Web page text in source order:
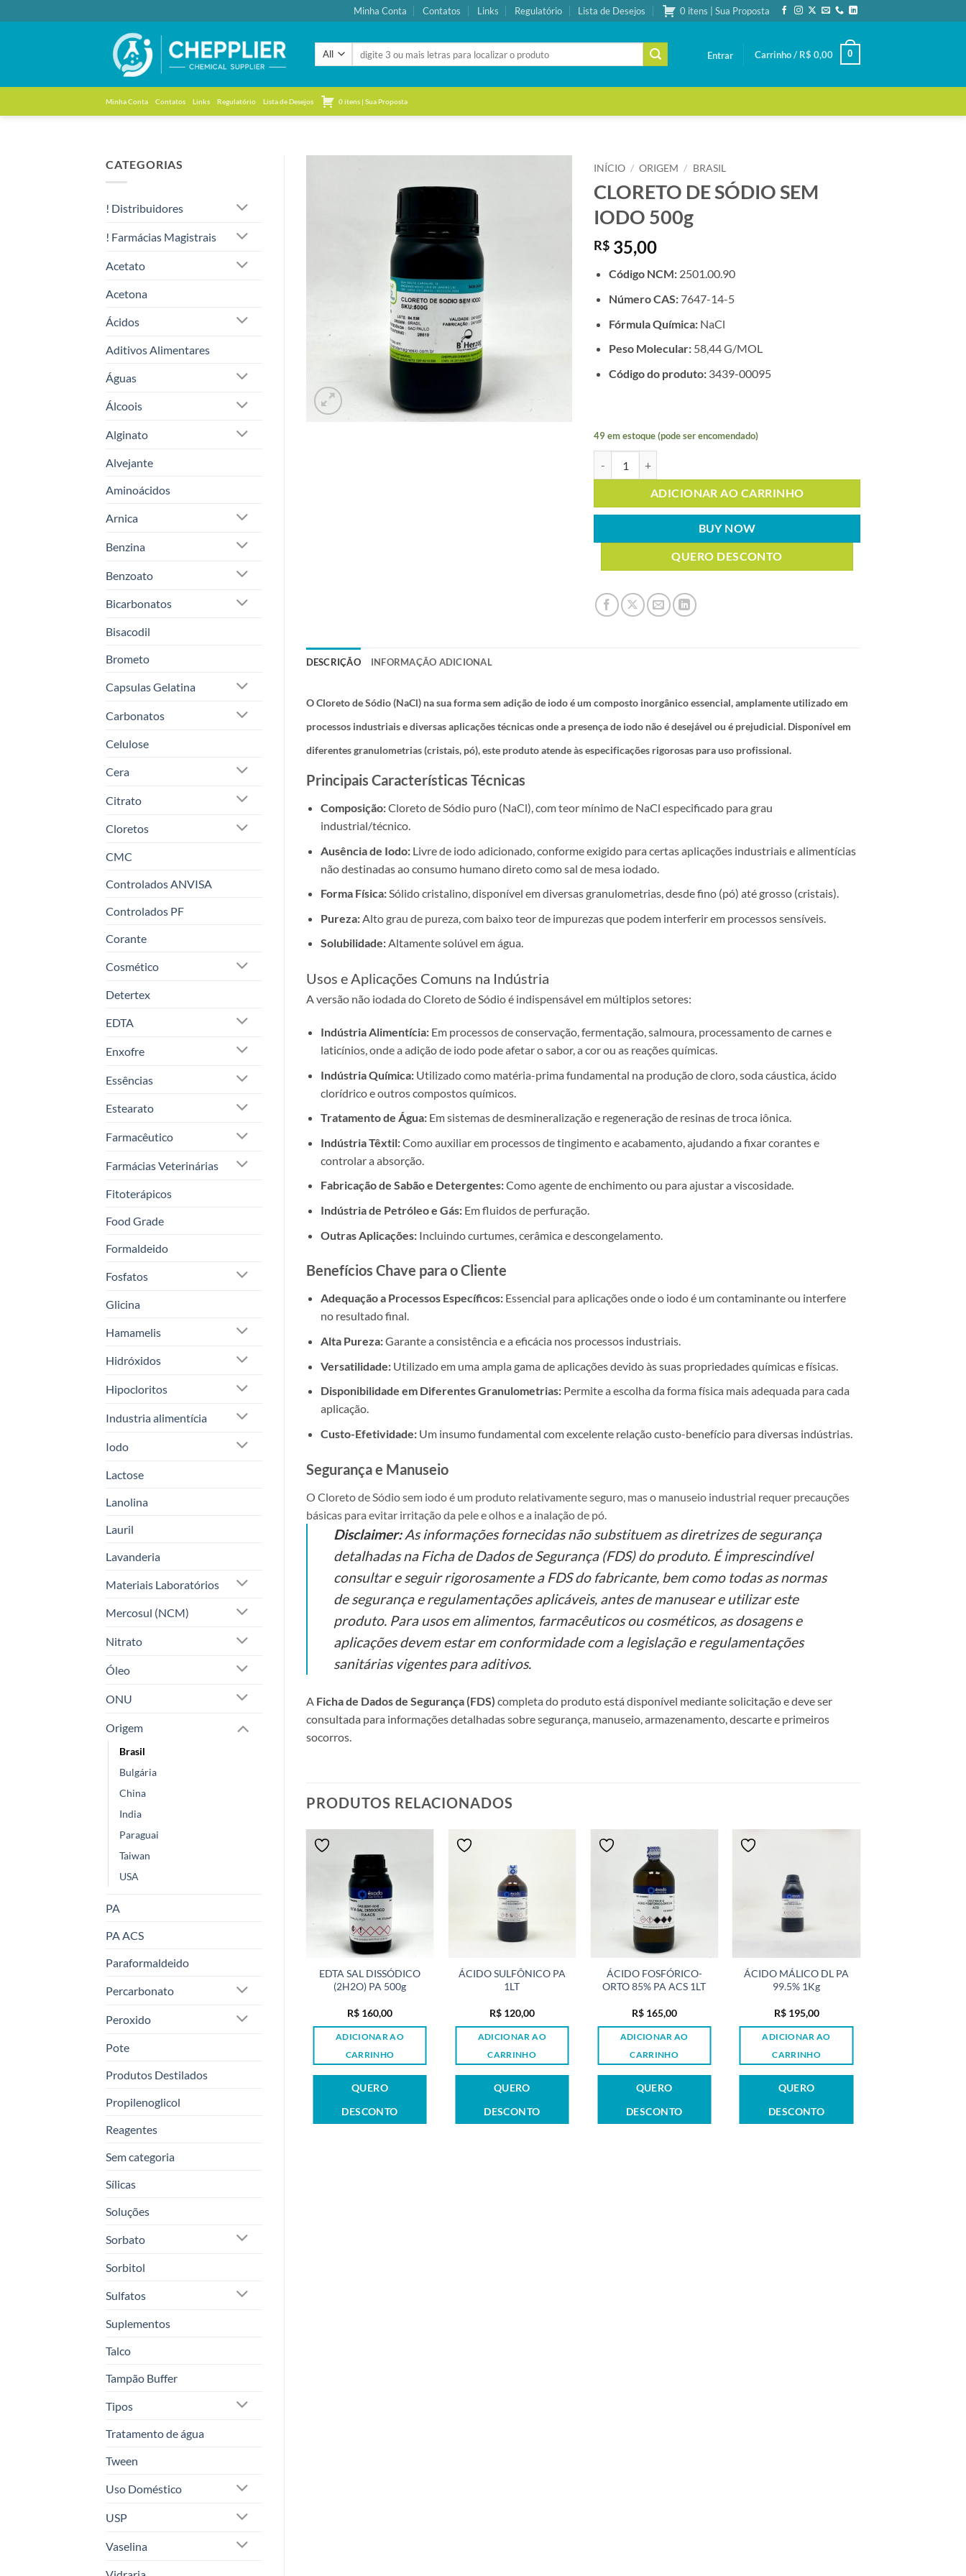
to
Minha Conta Contatos Links Regulatório Lista de Desejos 0 itens | Sua Proposta
por:
Entrar Carrinho / R$ 0,00 0
Minha Conta Contatos Links Regulatório Lista de Desejos 0 itens | Sua Proposta
CATEGORIAS
! Distribuidores
! Farmácias Magistrais
Acetato
Acetona
Ácidos
Aditivos Alimentares
Águas
Álcoois
Alginato
Alvejante
Aminoácidos
Arnica
Benzina
Benzoato
Bicarbonatos
Bisacodil
Brometo
Capsulas Gelatina
Carbonatos
Celulose
Cera
Citrato
Cloretos
CMC
Controlados ANVISA
Controlados PF
Corante
Cosmético
Detertex
EDTA
Enxofre
Essências
Estearato
Farmacêutico
Farmácias Veterinárias
Fitoterápicos
Food Grade
Formaldeido
Fosfatos
Glicina
Hamamelis
Hidróxidos
Hipocloritos
Industria alimentícia
Iodo
Lactose
Lanolina
Lauril
Lavanderia
Materiais Laboratórios
Mercosul (NCM)
Nitrato
Óleo
ONU
Origem
Brasil
Bulgária
China
India
Paraguai
Taiwan
USA
PA
PA ACS
Paraformaldeido
Percarbonato
Peroxido
Pote
Produtos Destilados
Propilenoglicol
Reagentes
Sem categoria
Sílicas
Soluções
Sorbato
Sorbitol
Sulfatos
Suplementos
Talco
Tampão Buffer
Tipos
Tratamento de água
Tween
Uso Doméstico
USP
Vaselina
INÍCIO / ORIGEM / BRASIL
CLORETO DE SÓDIO SEM
IODO 500g
R$ 35,00
Código NCM: 2501.00.90
Número CAS: 7647-14-5
Fórmula Química: NaCl
Peso Molecular: 58,44 G/MOL
Código do produto: 3439-00095
49 em estoque (pode ser encomendado)
ADICIONAR AO CARRINHO
BUY NOW
QUERO DESCONTO
DESCRIÇÃO INFORMAÇÃO ADICIONAL
OCloreto de Sódio (NaCl)na sua forma sem adição de iodo é um composto inorgânico essencial, amplamente utilizado em
processos industriais e diversas aplicações técnicas onde a presença de iodo não é desejável ou é prejudicial. Disponível em
diferentes granulometrias (cristais, pó), este produto atende às especificações rigorosas para uso profissional.
Principais Características Técnicas
Composição:Cloreto de Sódio puro (NaCl), com teor mínimo de NaCl especificado para grau
industrial/técnico.
Ausência de Iodo: Livre de iodo adicionado, conforme exigido para certas aplicações industriais e alimentícias
não destinadas ao consumo humano direto como sal de mesa iodado.
Forma Física:Sólido cristalino, disponível em diversas granulometrias, desde fino (pó) até grosso (cristais).
Pureza: Alto grau de pureza, com baixo teor de impurezas que podem interferir em processos sensíveis.
Solubilidade:Altamente solúvel em água.
Usos e Aplicações Comuns na Indústria
A versão não iodada do Cloreto de Sódio é indispensável em múltiplos setores:
Indústria Alimentícia: Em processos de conservação, fermentação, salmoura, processamento de carnes e
laticínios, onde a adição de iodo pode afetar o sabor, a cor ou as reações químicas.
Indústria Química: Utilizado como matéria-prima fundamental na produção de cloro, soda cáustica, ácido
clorídrico e outros compostos químicos.
Tratamento de Água: Em sistemas de desmineralização e regeneração de resinas de troca iônica.
Indústria Têxtil:Como auxiliar em processos de tingimento e acabamento, ajudando a fixar corantes e
controlar a absorção.
Fabricação de Sabão e Detergentes:Como agente de enchimento ou para ajustar a viscosidade.
Indústria de Petróleo e Gás: Em fluidos de perfuração.
Outras Aplicações: Incluindo curtumes, cerâmica e descongelamento.
Benefícios Chave para o Cliente
Adequação a Processos Específicos: Essencial para aplicações onde o iodo é um contaminante ou interfere
no resultado final.
Alta Pureza:Garante a consistência e a eficácia nos processos industriais.
Versatilidade: Utilizado em uma ampla gama de aplicações devido às suas propriedades químicas e físicas.
Disponibilidade em Diferentes Granulometrias: Permite a escolha da forma física mais adequada para cada
aplicação.
Custo-Efetividade: Um insumo fundamental com excelente relação custo-benefício para diversas indústrias.
Segurança e Manuseio
O Cloreto de Sódio sem iodo é um produto relativamente seguro, mas o manuseio industrial requer precauções
básicas para evitar irritação da pele e olhos e a inalação de pó.
Disclaimer:As informações fornecidas não substituem as diretrizes de segurança
detalhadas na Ficha de Dados de Segurança (FDS) do produto. É imprescindível
consultar e seguir rigorosamente a FDS do fabricante, bem como todas as normas
de segurança e regulamentações aplicáveis, antes de manusear e utilizar este
produto. Para usos em alimentos, farmacêuticos ou cosméticos, as dosagens e
aplicações devem estar em conformidade com a legislação e regulamentações
sanitárias vigentes para aditivos.
A Ficha de Dados de Segurança (FDS) completa do produto está disponível mediante solicitação e deve ser
consultada para informações detalhadas sobre segurança, manuseio, armazenamento, descarte e primeiros
socorros.
PRODUTOS RELACIONADOS
EDTA SAL DISSÓDICO
(2H2O) PA 500g
R$160,00
ADICIONAR AO
CARRINHO
QUERO
DESCONTO
ÁCIDO SULFÔNICO PA
1LT
R$120,00
ADICIONAR AO
CARRINHO
QUERO
DESCONTO
ÁCIDO FOSFÓRICO-
ORTO 85% PA ACS 1LT
R$165,00
ADICIONAR AO
CARRINHO
QUERO
DESCONTO
ÁCIDO MÁLICO DL PA
99.5% 1Kg
R$195,00
ADICIONAR AO
CARRINHO
QUERO
DESCONTO
TRICLOROACÉTICO PA
ACS 98% 250g
CARRINHO
98,5% 1LT
90,00